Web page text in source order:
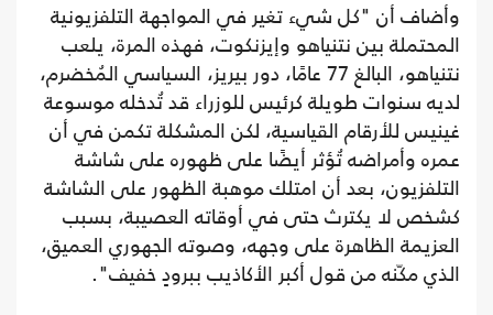
وأضاف أن "كل شيء تغير في المواجهة التلفزيونية
المحتملة بين نتنياهو وإيزنكوت، فهذه المرة، يلعب
نتنياهو، البالغ 77 عامًا، دور بيريز، السياسي المُخضرم،
لديه سنوات طويلة كرئيس للوزراء قد تُدخله موسوعة
غينيس للأرقام القياسية، لكن المشكلة تكمن في أن
عمره وأمراضه تُؤثر أيضًا على ظهوره على شاشة
التلفزيون، بعد أن امتلك موهبة الظهور على الشاشة
كشخص لا يكترث حتى في أوقاته العصيبة، بسبب
العزيمة الظاهرة على وجهه، وصوته الجهوري العميق،
الذي مكّنه من قول أكبر الأكاذيب ببرودٍ خفيف".